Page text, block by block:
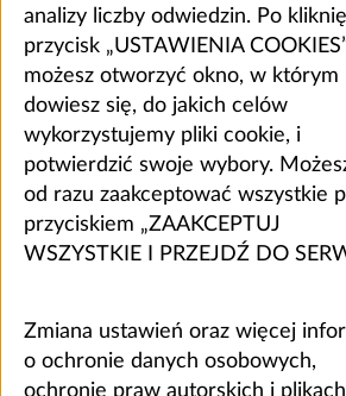
analizy liczby odwiedzin. Po
przycisk „USTAWIENIA
możesz otworzyć okno, w którym
dowiesz się, do jakich celów
wykorzystujemy pliki cookie, i
potwierdzić swoje wybory.
od razu zaakceptować wszystkie
przyciskiem „ZAAKCEPTUJ
WSZYSTKIE I PRZEJDŹ DO
Zmiana ustawień oraz więcej
o ochronie danych osobowych,
ochronie praw autorskich i plikach